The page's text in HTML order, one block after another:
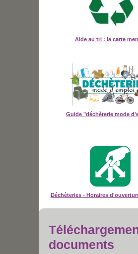
Aide au tri : la carte
Guide "déchèterie mode
Déchèteries - Horaires
documents